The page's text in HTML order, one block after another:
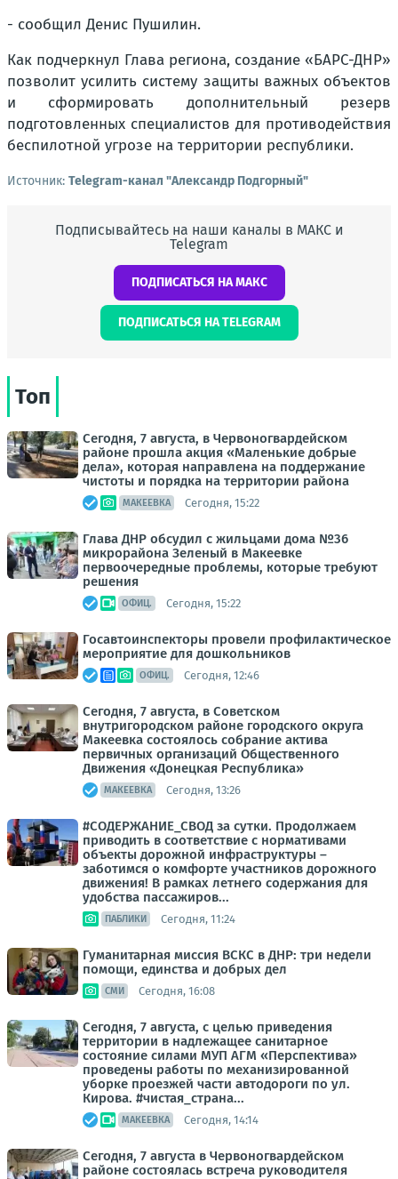
- сообщил Денис Пушилин.
Как подчеркнул Глава региона, создание «БАРС-ДНР»
позволит усилить систему защиты важных объектов
и сформировать дополнительный резерв
подготовленных специалистов для противодействия
беспилотной угрозе на территории республики.
Источник: Telegram-канал "Александр Подгорный"
Подписывайтесь на наши каналы в МАКС и
Telegram
ПОДПИСАТЬСЯ НА МАКС
ПОДПИСАТЬСЯ НА TELEGRAM
Топ
Сегодня, 7 августа, в Червоногвардейском
районе прошла акция «Маленькие добрые
дела», которая направлена на поддержание
чистоты и порядка на территории района
МАКЕЕВКА Сегодня, 15:22
Глава ДНР обсудил с жильцами дома №36
микрорайона Зеленый в Макеевке
первоочередные проблемы, которые требуют
решения
ОФИЦ. Сегодня, 15:22
Госавтоинспекторы провели профилактическое
мероприятие для дошкольников
ОФИЦ. Сегодня, 12:46
Сегодня, 7 августа, в Советском
внутригородском районе городского округа
Макеевка состоялось собрание актива
первичных организаций Общественного
Движения «Донецкая Республика»
МАКЕЕВКА Сегодня, 13:26
#СОДЕРЖАНИЕ_СВОД за сутки. Продолжаем
приводить в соответствие с нормативами
объекты дорожной инфраструктуры –
заботимся о комфорте участников дорожного
движения! В рамках летнего содержания для
удобства пассажиров...
ПАБЛИКИ Сегодня, 11:24
Гуманитарная миссия ВСКС в ДНР: три недели
помощи, единства и добрых дел
СМИ Сегодня, 16:08
Сегодня, 7 августа, с целью приведения
территории в надлежащее санитарное
состояние силами МУП АГМ «Перспектива»
проведены работы по механизированной
уборке проезжей части автодороги по ул.
Кирова. #чистая_страна...
МАКЕЕВКА Сегодня, 14:14
Сегодня, 7 августа в Червоногвардейском
районе состоялась встреча руководителя